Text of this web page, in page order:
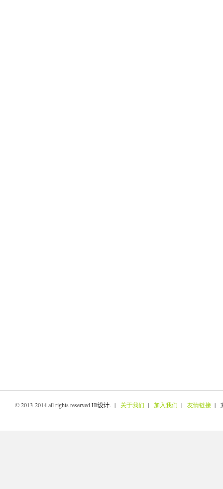
© 2013-2014 all rights reservedHi设计. | 关于我们 | 加入我们 | 友情链接 |